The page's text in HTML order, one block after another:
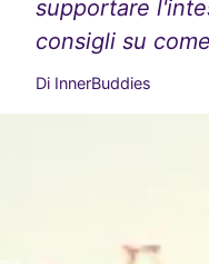
supportare
consigli su
Di InnerBuddies